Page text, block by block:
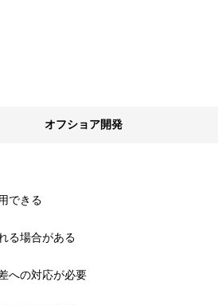
オフショア開発
できる
る場合がある
への対応が必要